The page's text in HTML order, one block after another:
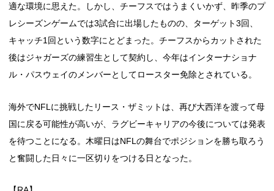
適な環境に思えた。しかし、チーフスではうまくいかず、昨季のプ
レシーズンゲームでは3試合に出場したものの、ターゲット3回、
キャッチ1回という数字にとどまった。チーフスからカットされた
後はジャガーズの練習生として契約し、今年はインターナショナ
ル・パスウェイのメンバーとしてロースター免除とされている。
海外でNFLに挑戦したリース・ザミットは、再び大西洋を渡って母
国に戻る可能性が高いが、ラグビーキャリアの今後については発表
を待つことになる。木曜日はNFLの舞台でポジションを勝ち取ろう
と奮闘した日々に一区切りをつける日となった。